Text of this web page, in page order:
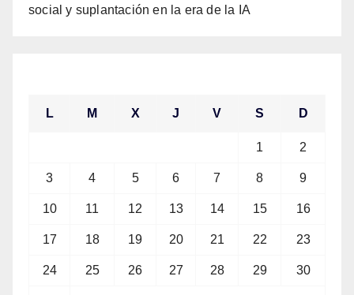
social y suplantación en la era de la IA
L M X J V S D
1 2
3 4 5 6 7 8 9
10 11 12 13 14 15 16
17 18 19 20 21 22 23
24 25 26 27 28 29 30